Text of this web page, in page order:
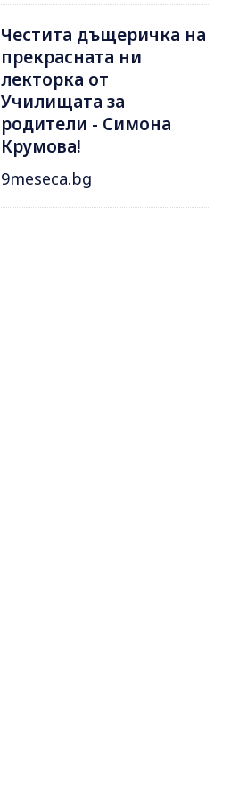
Честита дъщеричка на
прекрасната ни
лекторка от
Училищата за
родители - Симона
Крумова!
9meseca.bg